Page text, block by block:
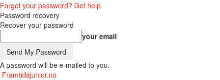
Forgot your password? Get help
Password recovery
Recover your password
your email
A password will be e-mailed to you.
Framtidajunior.no